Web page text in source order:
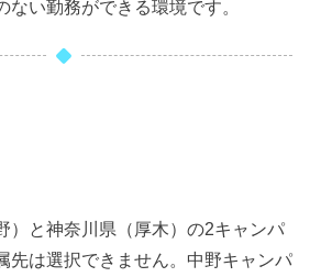
い勤務ができる環境です。
）と神奈川県（厚木）の2キャンパ
先は選択できません。中野キャンパ